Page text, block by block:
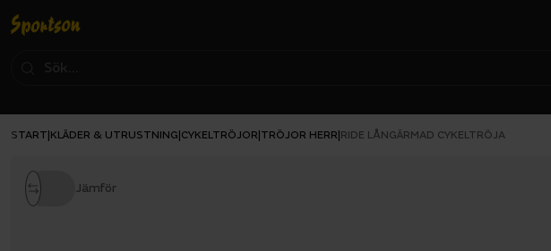
START KLÄDER & UTRUSTNING CYKELTRÖJOR TRÖJOR HERR RIDE LÅNGÄRMAD CYKELTRÖJA
Jämför